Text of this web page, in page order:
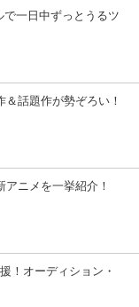
一日中ずっとうるツ
話題作が勢ぞろい！
アニメを一挙紹介！
！オーディション・